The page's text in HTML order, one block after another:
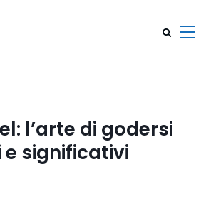
l’arte di godersi
significativi